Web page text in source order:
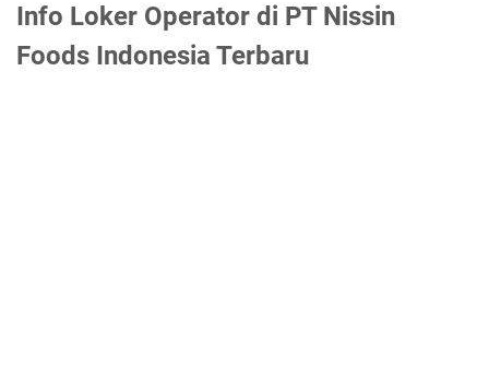
Info Loker Operator di PT Nissin
Foods Indonesia Terbaru